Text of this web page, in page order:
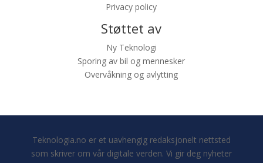
Privacy policy
Støttet av
Ny Teknologi
Sporing av bil og mennesker
Overvåkning og avlytting
Teknologia.no er et uavhengig redaksjonelt nettsted
som skriver om vår digitale verden. Vi gir deg nyheter